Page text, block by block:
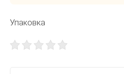
Упаковка